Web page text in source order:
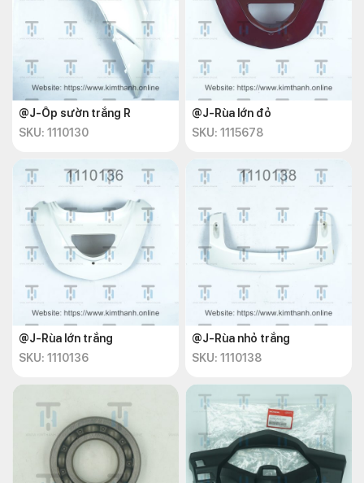
@J-Ốp sườn trắng R
SKU: 1110130
@J-Rùa lớn đỏ
SKU: 1115678
@J-Rùa lớn trắng
SKU: 1110136
@J-Rùa nhỏ trắng
SKU: 1110138